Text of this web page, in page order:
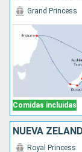
Comidas incluidas
Grand Princess
NUEVA
Royal Princess